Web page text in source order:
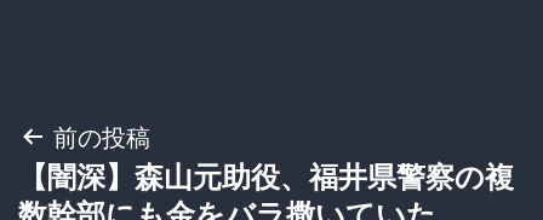
投
稿
前の投稿
【闇深】森山元助役、福井県警察の複